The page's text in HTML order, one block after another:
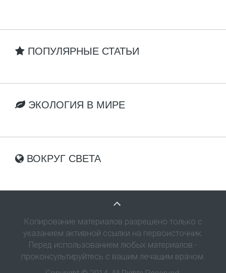
ПОПУЛЯРНЫЕ СТАТЬИ
ЭКОЛОГИЯ В МИРЕ
ВОКРУГ СВЕТА
Копирование материалов разрешено только с
указанием активной ссылки на первоисточник.
Перед использованием любых материалов -
проконсультируйтесь с вашим лечащим врачом.